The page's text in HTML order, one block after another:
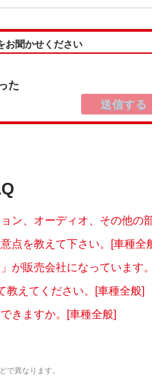
お聞かせください
た
ン、オーディオ、その他の
点を教えて下さい。[車種全
が販売会社になっています
教えてください。[車種全般]
きますか。[車種全般]
で異なります。